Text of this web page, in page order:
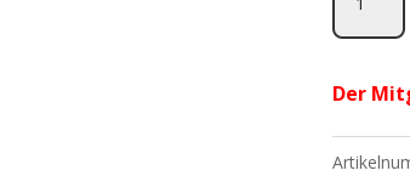
Bettlach
Junioren
Menge
Der